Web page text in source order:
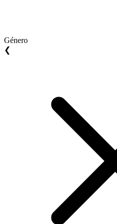
Género
❮